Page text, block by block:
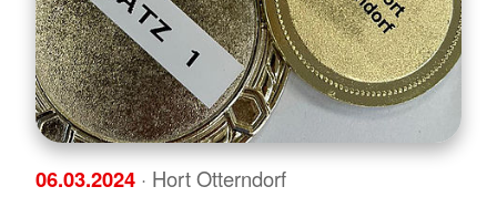
06.03.2024 · Hort Otterndorf